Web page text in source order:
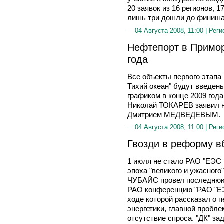
20 заявок из 16 регионов,
лишь три дошли до
04 Августа 2008, 11:00 |
Нефтепорт в
года
Все объекты первого
Тихий океан" будут
графиком в конце 2009
Николай ТОКАРЕВ заявил
Дмитрием МЕДВЕДЕВЫМ.
04 Августа 2008, 11:00 |
Гвозди в реформу
1 июля не стало РАО "ЕЭС
эпоха "великого и
ЧУБАЙС провел последнюю
РАО конференцию "РАО
ходе которой рассказал о
энергетики, главной
отсутствие спроса. "ДК"